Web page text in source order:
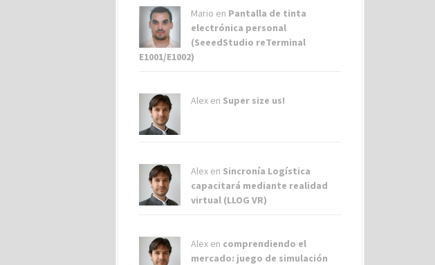
Mario en Pantalla de tinta
electrónica personal
(SeeedStudio reTerminal
E1001/E1002)
Alex en Super size us!
Alex en Sincronía Logística
capacitará mediante realidad
virtual (LLOG VR)
Alex en comprendiendo el
mercado: juego de simulación